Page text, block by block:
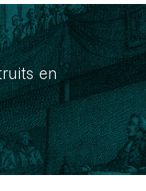
en